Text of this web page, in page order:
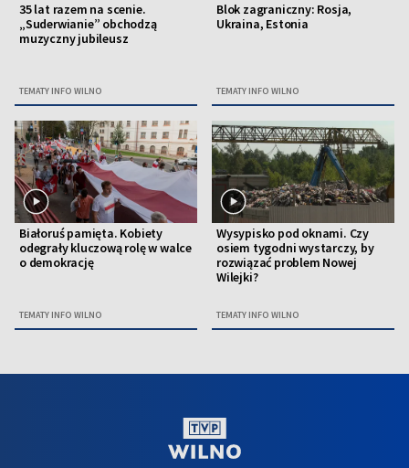
35 lat razem na scenie.
„Suderwianie” obchodzą
muzyczny jubileusz
TEMATY INFO WILNO
Blok zagraniczny: Rosja,
Ukraina, Estonia
TEMATY INFO WILNO
Białoruś pamięta. Kobiety
odegrały kluczową rolę w walce
o demokrację
TEMATY INFO WILNO
Wysypisko pod oknami. Czy
osiem tygodni wystarczy, by
rozwiązać problem Nowej
Wilejki?
TEMATY INFO WILNO